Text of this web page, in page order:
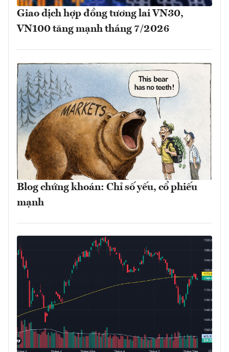
Giao dịch hợp đồng tương lai VN30,
VN100 tăng mạnh tháng 7/2026
Blog chứng khoán: Chỉ số yếu, cổ phiếu
mạnh